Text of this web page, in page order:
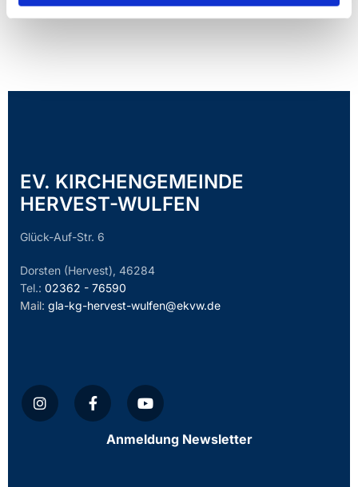
EV. KIRCHENGEMEINDE
HERVEST-WULFEN
Glück-Auf-Str. 6
Dorsten (Hervest), 46284
Tel.: 02362 - 76590
Mail: gla-kg-hervest-wulfen@ekvw.de
Anmeldung Newsletter